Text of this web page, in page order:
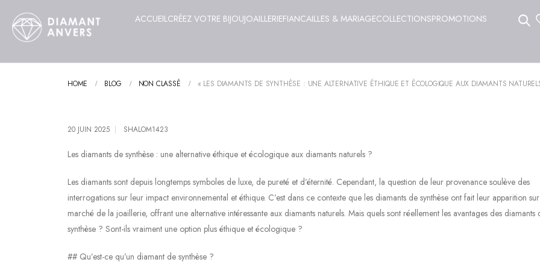
ACCUEILCRÉEZ VOTRE BIJOUJOAILLERIEFIANCAILLES & MARIAGECOLLECTIONSPROMOTIONS
HOME BLOG NON CLASSÉ « LES DIAMANTS DE SYNTHÈSE : UNE ALTERNATIVE ÉTHIQUE ET ÉCOLOGIQUE AUX DIAMANTS
20 JUIN 2025 SHALOM1423
Les diamants de synthèse : une alternative éthique et écologique aux diamants naturels ?
Les diamants sont depuis longtemps symboles de luxe, de pureté et d’éternité. Cependant, la question de leur provenance soulève des
interrogations sur leur impact environnemental et éthique. C’est dans ce contexte que les diamants de synthèse ont fait leur apparition
marché de la joaillerie, offrant une alternative intéressante aux diamants naturels. Mais quels sont réellement les avantages des diamants
synthèse ? Sont-ils vraiment une option plus éthique et écologique ?
## Qu’est-ce qu’un diamant de synthèse ?